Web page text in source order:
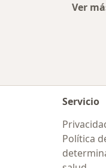
Ver
Servicio
Política